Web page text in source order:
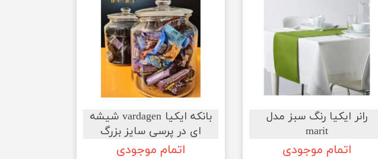
رانر ایکیا رنگ سبز مدل
marit
اتمام موجودی
بانکه ایکیا vardagen شیشه
ای در پرسی سایز بزرگ
اتمام موجودی